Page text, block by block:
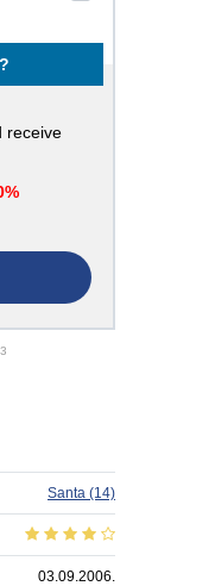
receive
Santa (14)
03.09.2006.